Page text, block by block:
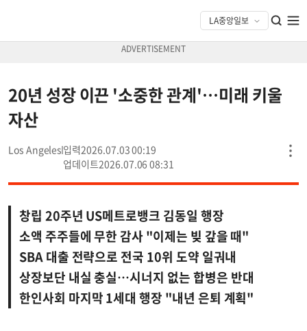
20년 성장 이끈 '소중한 관계'…미래 키울
자산
Los Angeles
2026.07.03 00:19
2026.07.06 08:31
창립 20주년 US메트로뱅크 김동일 행장
소액 주주들에 무한 감사 "이제는 빚 갚을 때"
SBA 대출 전략으로 전국 10위 도약 일궈내
상장보단 내실 충실…시너지 없는 합병은 반대
한인사회 마지막 1세대 행장 "내년 은퇴 계획"